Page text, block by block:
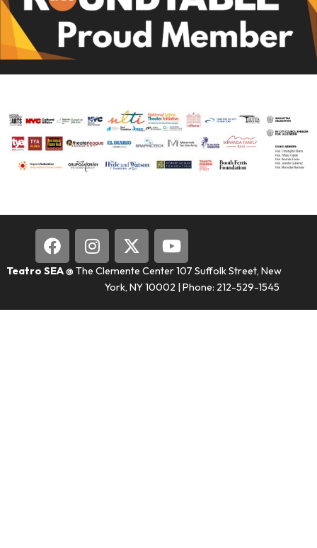
Teatro SEA@ The Clemente Center 107 Suffolk Street, New
York, NY 10002 | Phone: 212-529-1545